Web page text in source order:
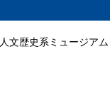
人文歴史系ミュージアム